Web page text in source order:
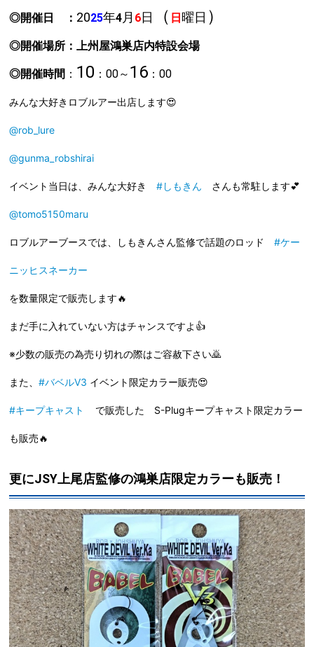
◎開催日 ： 2025年4 月 6日 （ 日曜日 ）
◎開催場所：上州屋鴻巣店内特設会場
◎開催時間 ： 10 ：00～ 16 ：00
みんな大好きロブルアー出店します😍
@rob_lure
@gunma_robshirai
イベント当日は、みんな大好き#しもきん さんも常駐します💕
@tomo5150maru
ロブルアーブースでは、しもきんさん監修で話題のロッド#ケー
ニッヒスネーカー
を数量限定で販売します🔥
まだ手に入れていない方はチャンスですよ👍
※少数の販売の為売り切れの際はご容赦下さい🙇
また、#バベルV3 イベント限定カラー販売😍
#キープキャスト で販売した S-Plugキープキャスト限定カラー
も販売🔥
更にJSY上尾店監修の鴻巣店限定カラーも販売！